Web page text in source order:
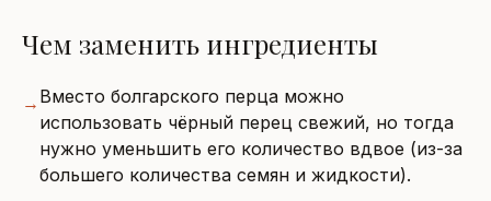
Чем заменить ингредиенты
→ Вместо болгарского перца можно
использовать чёрный перец свежий, но тогда
нужно уменьшить его количество вдвое (из-за
большего количества семян и жидкости).